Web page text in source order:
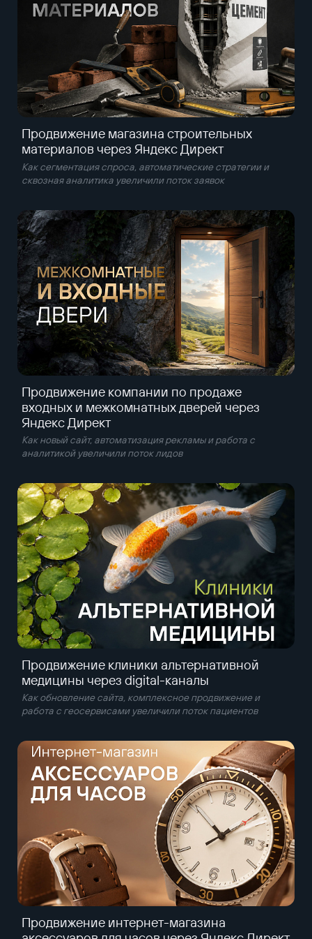
Продвижение магазина строительных
материалов через Яндекс Директ
Как сегментация спроса, автоматические стратегии и
сквозная аналитика увеличили поток заявок
Продвижение компании по продаже
входных и межкомнатных дверей через
Яндекс Директ
Как новый сайт, автоматизация рекламы и работа с
аналитикой увеличили поток лидов
Продвижение клиники альтернативной
медицины через digital-каналы
Как обновление сайта, комплексное продвижение и
работа с геосервисами увеличили поток пациентов
Продвижение интернет-магазина